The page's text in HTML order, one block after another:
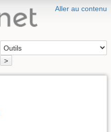
Aller au contenu
>